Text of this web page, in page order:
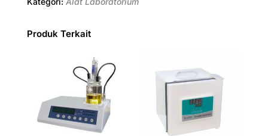
o
e
Produk Terkait